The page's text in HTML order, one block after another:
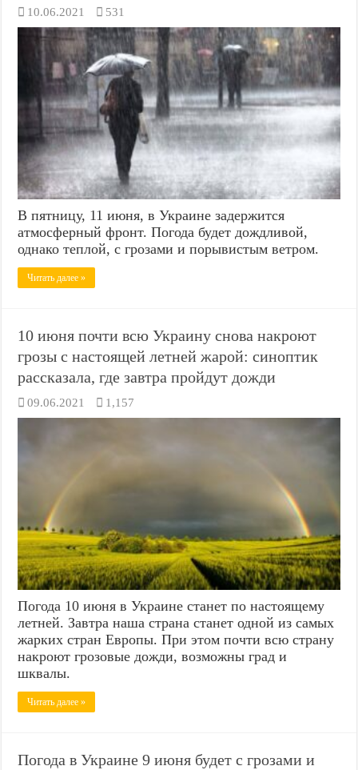
10.06.2021 531
В пятницу, 11 июня, в Украине задержится
атмосферный фронт. Погода будет дождливой,
однако теплой, с грозами и порывистым ветром.
Читать далее »
10 июня почти всю Украину снова накроют
грозы с настоящей летней жарой: синоптик
рассказала, где завтра пройдут дожди
09.06.2021 1,157
Погода 10 июня в Украине станет по настоящему
летней. Завтра наша страна станет одной из самых
жарких стран Европы. При этом почти всю страну
накроют грозовые дожди, возможны град и
шквалы.
Читать далее »
Погода в Украине 9 июня будет с грозами и